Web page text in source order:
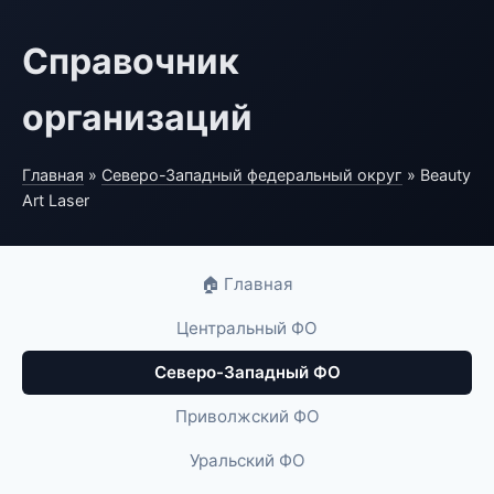
Справочник
организаций
Главная » Северо-Западный федеральный округ » Beauty
Art Laser
🏠 Главная
Центральный ФО
Северо-Западный ФО
Приволжский ФО
Уральский ФО